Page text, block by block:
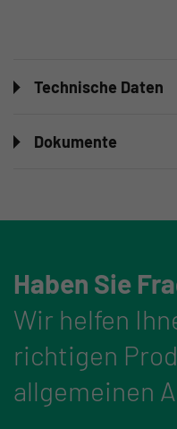
Technische Daten
Dokumente
Haben Sie
Wir helfen
richtigen
allgemeinen